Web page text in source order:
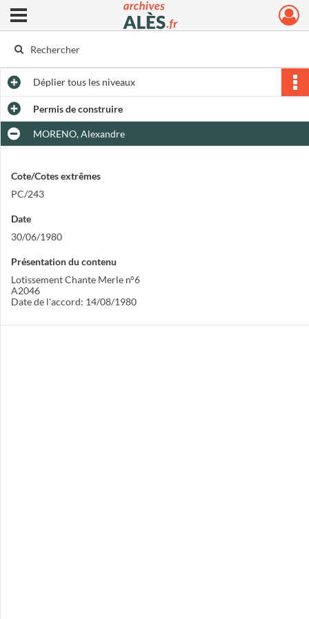
Archives municipales d'Alès
Ouvrir le menu déroulant
Dépliertous les niveaux
Permis de construire
MORENO, Alexandre
Cote/Cotes extrêmes
PC/243
Date
30/06/1980
Présentation du contenu
Lotissement Chante Merle n°6
A2046
Date de l'accord: 14/08/1980